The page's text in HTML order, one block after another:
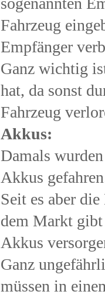
Fahrzeug
Empfänger
Ganz wichtig
hat, da sonst
Fahrzeug
Akkus:
Damals
Akkus
Seit es aber
dem Markt gibt
Akkus
Ganz
müssen in